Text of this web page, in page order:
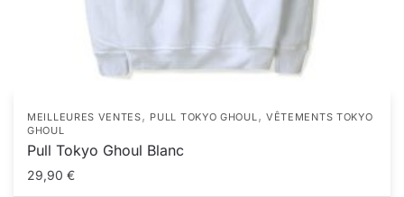
MEILLEURES VENTES, PULL TOKYO GHOUL, VÊTEMENTS TOKYO
GHOUL
Pull Tokyo Ghoul Blanc
29,90 €